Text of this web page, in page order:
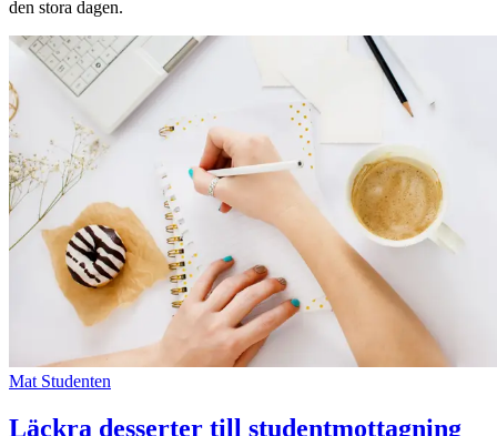
den stora dagen.
Mat Studenten
Läckra desserter till studentmottagning